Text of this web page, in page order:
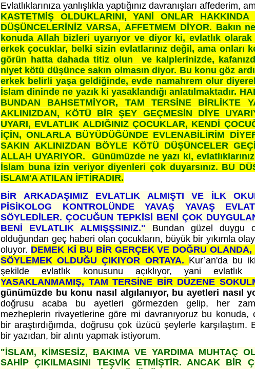
Evlatlıklarınıza yanlışlıkla yaptığınız davranışları affederim,
KASTETMİŞ OLDUKLARINI, YANİ ONLAR HAKKINDA
DÜŞÜNCELERİNİZ VARSA, AFFETMEM DİYOR. Bakın
konuda Allah bizleri uyarıyor ve diyor ki, evlatlık olarak
erkek çocuklar, belki sizin evlatlarınız değil, ama onları
görün hatta dahada titiz olun ve kalplerinizde,
niyet kötü düşünce sakın olmasın diyor. Bu konu göz
erkek belirli yaşa geldiğinde, evde namahrem olur
İslam dininde ne yazık ki yasaklandığı anlatılmaktadır.
BUNDAN BAHSETMİYOR, TAM TERSİNE BİRLİKTE
AKLINIZDAN, KÖTÜ BİR ŞEY GEÇMESİN DİYE
UYARI, EVLATLIK ALDIĞINIZ ÇOCUKLAR, KENDİ
İÇİN, ONLARLA BÜYÜDÜĞÜNDE EVLENABİLİRİM
SAKIN AKLINIZDAN BÖYLE KÖTÜ DÜŞÜNCELER
ALLAH UYARIYOR. Günümüzde ne yazı ki,
İslam buna izin veriyor diyenleri çok duyarsınız. BU
İSLAM'A ATILAN İFTİRADIR.
BİR ARKADAŞIMIZ EVLATLIK ALMIŞTI VE İLK
PİSİKOLOG KONTROLÜNDE YAVAŞ YAVAŞ
SÖYLEDİLER. ÇOCUĞUN TEPKİSİ BENİ ÇOK
BENİ EVLATLIK ALMIŞŞSINIZ." Bundan güzel duygu
olduğundan geç haberi olan çocukların, büyük bir yıkımla
oluyor. DEMEK Kİ BU BİR GERÇEK VE DOĞRU
SÖYLEMEK OLDUĞU ÇIKIYOR ORTAYA. Kur’an'da bu
şekilde evlatlık konusunu açıklıyor, yani evlatlık
YASAKLANMAMIŞ, TAM TERSİNE BİR DÜZENE
günümüzde bu konu nasıl algılanıyor, bu ayetleri nasıl
doğrusu acaba bu ayetleri görmezden gelip, her
mezheplerin rivayetlerine göre mi davranıyoruz bu konuda,
bir araştırdığımda, doğrusu çok üzücü şeylerle karşılaştım.
bir yazıdan, bir alıntı yapmak istiyorum.
"İSLAM, KİMSESİZ, BAKIMA VE YARDIMA MUHTAÇ
SAHİP ÇIKILMASINI TEŞVİK ETMİŞTİR. ANCAK BİR